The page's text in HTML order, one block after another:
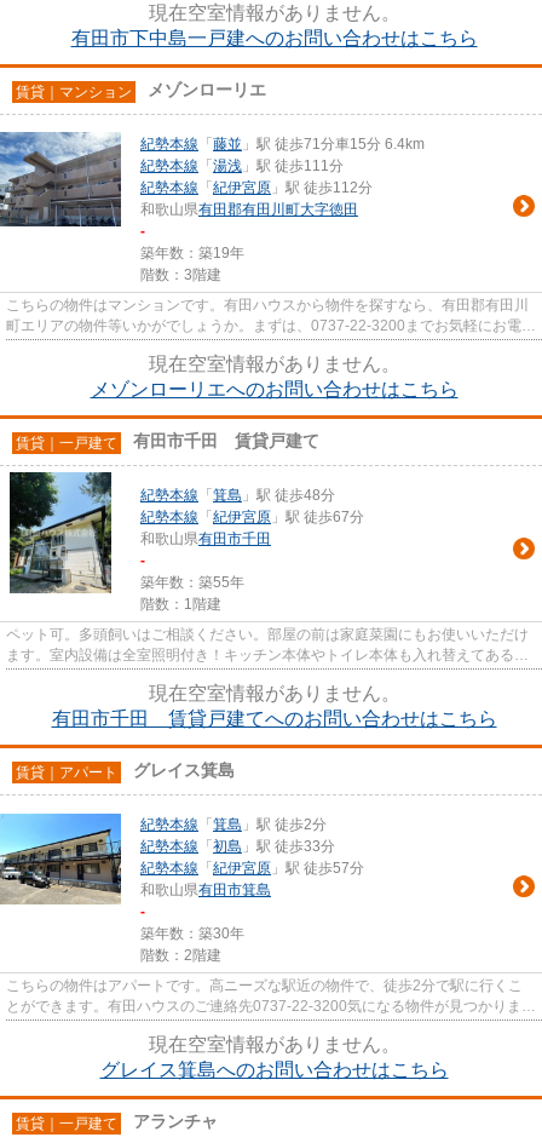
現在空室情報がありません。
有田市下中島一戸建へのお問い合わせはこちら
賃貸｜マンション メゾンローリエ
紀勢本線 「 藤並 」駅 徒歩71分車15分 6.4km
紀勢本線 「 湯浅 」駅 徒歩111分
紀勢本線 「 紀伊宮原 」駅 徒歩112分
和歌山県有田郡有田川町大字徳田
-
築年数：築19年
階数：3階建
こちらの物件はマンションです。有田ハウスから物件を探すなら、有田郡有田川
町エリアの物件等いかがでしょうか。まずは、0737-22-3200までお気軽にお電話
現在空室情報がありません。
メゾンローリエへのお問い合わせはこちら
賃貸｜一戸建て 有田市千田 賃貸戸建て
紀勢本線 「 箕島 」駅 徒歩48分
紀勢本線 「 紀伊宮原 」駅 徒歩67分
和歌山県有田市千田
-
築年数：築55年
階数：1階建
ペット可。多頭飼いはご相談ください。部屋の前は家庭菜園にもお使いいただけ
ます。室内設備は全室照明付き！キッチン本体やトイレ本体も入れ替えてあるの
現在空室情報がありません。
有田市千田 賃貸戸建てへのお問い合わせはこちら
賃貸｜アパート グレイス箕島
紀勢本線 「 箕島 」駅 徒歩2分
紀勢本線 「 初島 」駅 徒歩33分
紀勢本線 「 紀伊宮原 」駅 徒歩57分
和歌山県有田市箕島
-
築年数：築30年
階数：2階建
こちらの物件はアパートです。高ニーズな駅近の物件で、徒歩2分で駅に行くこ
とができます。有田ハウスのご連絡先0737-22-3200気になる物件が見つかりまし
現在空室情報がありません。
グレイス箕島へのお問い合わせはこちら
賃貸｜一戸建て アランチャ